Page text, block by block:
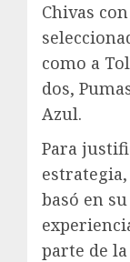
Chivas
como a
dos,
Azul.
Para
basó en
parte de